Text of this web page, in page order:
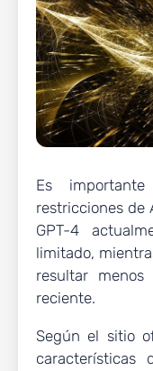
Es
restricciones de
GPT-4
limitado,
resultar
reciente.
Según el sitio
características